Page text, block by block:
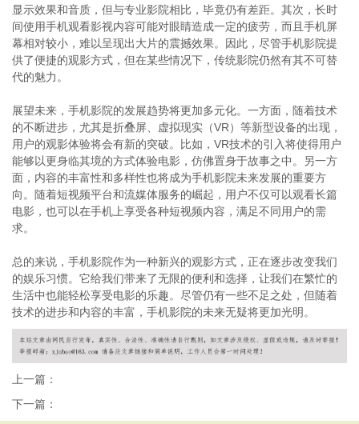
显示效果和音质，但与专业影院相比，毕竟仍有差距。其次，长时
间使用手机观看影视内容可能对眼睛造成一定的疲劳，而且手机屏
幕相对较小，难以呈现出大片的震撼效果。因此，尽管手机影院提
供了便捷的观影方式，但在某些情况下，传统影院仍然有其不可替
代的魅力。
展望未来，手机影院的发展趋势将更加多元化。一方面，随着技术
的不断进步，尤其是折叠屏、虚拟现实（VR）等新型设备的出现，
用户的观影体验将会有新的突破。比如，VR技术的引入将使得用户
能够以更身临其境的方式体验电影，仿佛置身于故事之中。另一方
面，内容的丰富性和多样性也将成为手机影院未来发展的重要方
向。随着短视频平台和流媒体服务的崛起，用户不仅可以观看长篇
电影，也可以在手机上享受各种短视频内容，满足不同用户的需
求。
总的来说，手机影院作为一种新兴的观影方式，正在逐步改变我们
的娱乐习惯。它给我们带来了无限的便利和选择，让我们在繁忙的
生活中也能轻松享受电影的乐趣。尽管仍有一些不足之处，但随着
技术的进步和内容的丰富，手机影院的未来无疑将更加光明。
上一篇：
下一篇：